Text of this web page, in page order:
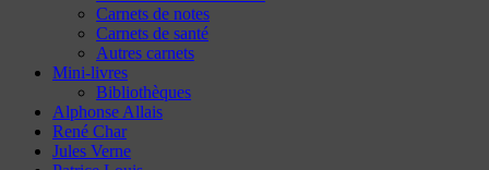
Carnets de notes
Carnets de santé
Autres carnets
Mini-livres
Bibliothèques
Alphonse Allais
René Char
Jules Verne